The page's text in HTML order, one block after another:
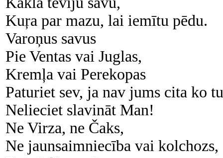
Kuŗa par mazu, lai iemītu pēdu.
Varoņus savus
Pie Ventas vai Juglas,
Kremļa vai Perekopas
Paturiet sev, ja nav jums cita ko
Nelieciet slavināt Man!
Ne Virza, ne Čaks,
Ne jaunsaimniecība vai kolchozs,